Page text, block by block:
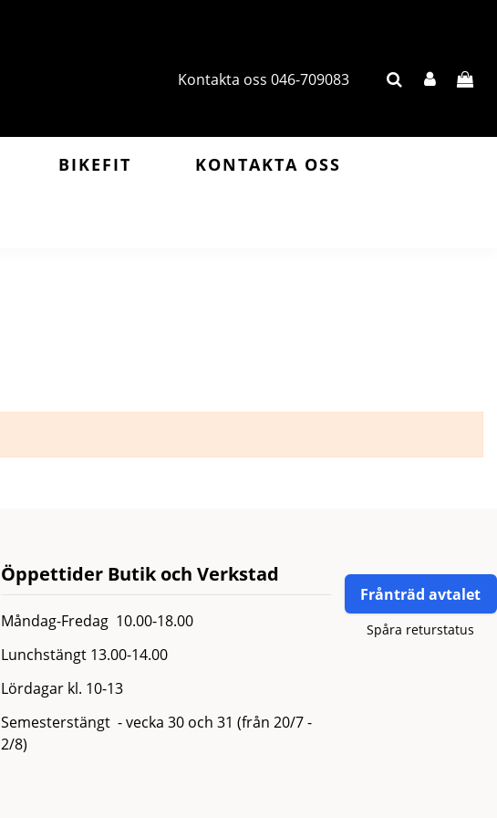
Kontakta oss 046-709083
BIKEFIT KONTAKTA OSS
Öppettider Butik och Verkstad
Måndag-Fredag 10.00-18.00
Lunchstängt 13.00-14.00
Lördagar kl. 10-13
Semesterstängt - vecka 30 och 31 (från 20/7 -
2/8)
Frånträd avtalet
Spåra returstatus